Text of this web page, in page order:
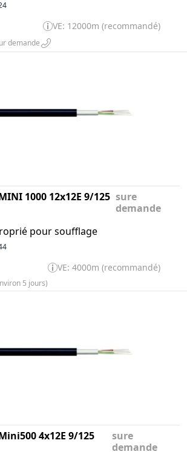
VE: 12000m (recommandé)
demande
1000 12x12E 9/125
pour soufflage
sure
demande
VE: 4000m (recommandé)
5 jours)
4x12E 9/125
sure
demande